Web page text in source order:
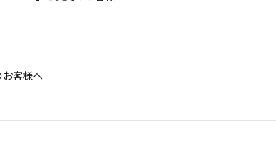
客様へ
リーズ」ご愛用のお客様へ